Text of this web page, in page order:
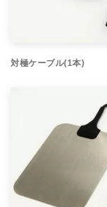
対極ケーブル(1本)